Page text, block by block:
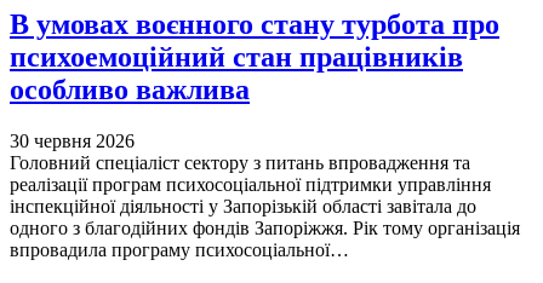
В умовах воєнного стану турбота про
психоемоційний стан працівників
особливо важлива
30 червня 2026
Головний спеціаліст сектору з питань впровадження та
реалізації програм психосоціальної підтримки управління
інспекційної діяльності у Запорізькій області завітала до
одного з благодійних фондів Запоріжжя. Рік тому організація
впровадила програму психосоціальної…